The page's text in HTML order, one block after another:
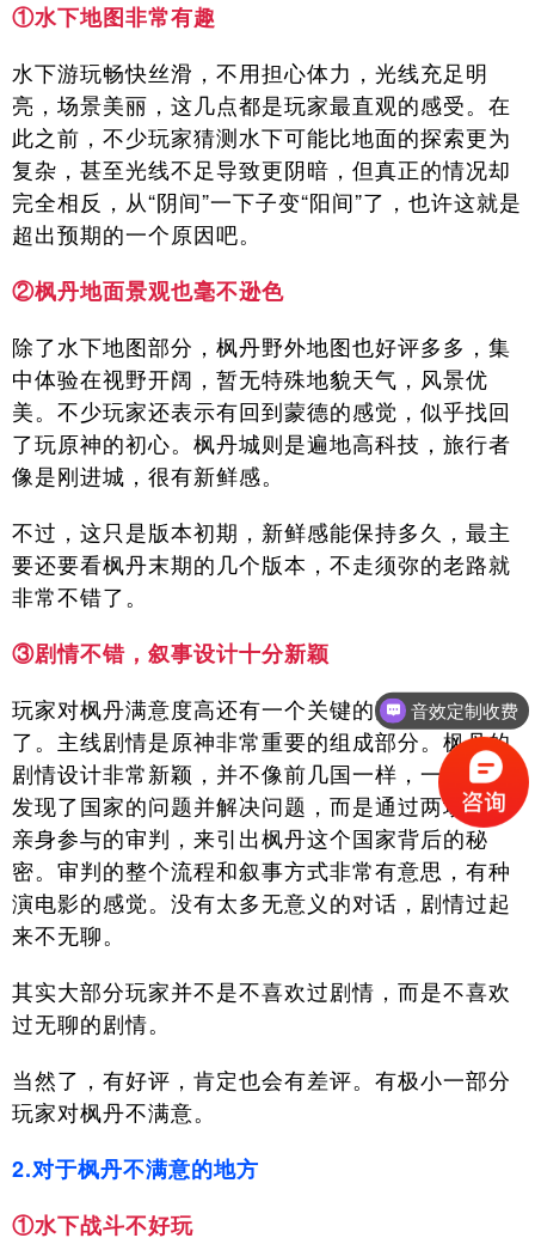
①水下地图非常有趣
水下游玩畅快丝滑，不用担心体力，光线充足明
亮，场景美丽，这几点都是玩家最直观的感受。在
此之前，不少玩家猜测水下可能比地面的探索更为
复杂，甚至光线不足导致更阴暗，但真正的情况却
完全相反，从“阴间”一下子变“阳间”了，也许这就是
超出预期的一个原因吧。
②枫丹地面景观也毫不逊色
除了水下地图部分，枫丹野外地图也好评多多，集
中体验在视野开阔，暂无特殊地貌天气，风景优
美。不少玩家还表示有回到蒙德的感觉，似乎找回
了玩原神的初心。枫丹城则是遍地高科技，旅行者
像是刚进城，很有新鲜感。
不过，这只是版本初期，新鲜感能保持多久，最主
要还要看枫丹末期的几个版本，不走须弥的老路就
非常不错了。
③剧情不错，叙事设计十分新颖
玩家对枫丹满意度高还有一个关键的因素就是剧情
了。主线剧情是原神非常重要的组成部分。枫丹的
剧情设计非常新颖，并不像前几国一样，一开始就
发现了国家的问题并解决问题，而是通过两场主角
亲身参与的审判，来引出枫丹这个国家背后的秘
密。审判的整个流程和叙事方式非常有意思，有种
演电影的感觉。没有太多无意义的对话，剧情过起
来不无聊。
其实大部分玩家并不是不喜欢过剧情，而是不喜欢
过无聊的剧情。
当然了，有好评，肯定也会有差评。有极小一部分
玩家对枫丹不满意。
2.对于枫丹不满意的地方
①水下战斗不好玩
音效定制收费